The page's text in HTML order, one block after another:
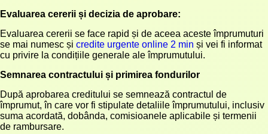
Evaluarea cererii și decizia de aprobare:
Evaluarea cererii se face rapid și de aceea aceste împrumuturi
se mai numesc și credite urgente online 2 min și vei fi informat
cu privire la condițiile generale ale împrumutului.
Semnarea contractului și primirea fondurilor
După aprobarea creditului se semnează contractul de
împrumut, în care vor fi stipulate detaliile împrumutului, inclusiv
suma acordată, dobânda, comisioanele aplicabile și termenii
de rambursare.